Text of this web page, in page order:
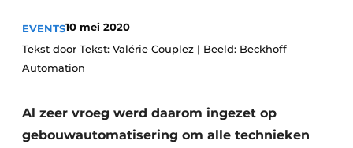
EVENTS10 mei 2020
Tekst door Tekst: Valérie Couplez | Beeld: Beckhoff
Automation
Al zeer vroeg werd daarom ingezet op
gebouwautomatisering om alle technieken